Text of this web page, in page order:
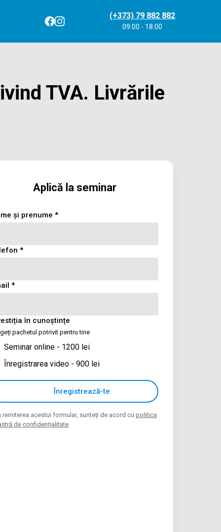
(+373) 79 882 882
09:00 - 18:00
TVA. Livrările
Aplică la seminar
și prenume *
*
*
în cunoștințe
pachetul potrivit pentru tine
Seminar online - 1200 lei
Înregistrarea video - 900 lei
Înregistrează-te
remiterea acestui formular, sunteți de acord cu politica
de confidențialitate